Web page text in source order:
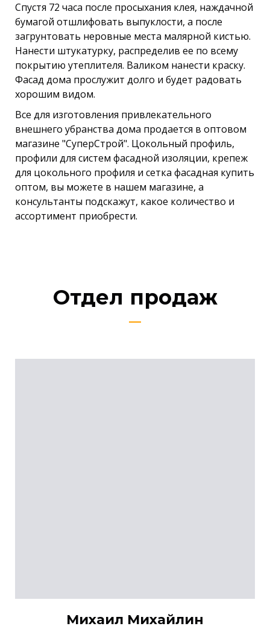
Спустя 72 часа после просыхания клея, наждачной
бумагой отшлифовать выпуклости, а после
загрунтовать неровные места малярной кистью.
Нанести штукатурку, распределив ее по всему
покрытию утеплителя. Валиком нанести краску.
Фасад дома прослужит долго и будет радовать
хорошим видом.
Все для изготовления привлекательного
внешнего убранства дома продается в оптовом
магазине "СуперСтрой". Цокольный профиль,
профили для систем фасадной изоляции, крепеж
для цокольного профиля и сетка фасадная купить
оптом, вы можете в нашем магазине, а
консультанты подскажут, какое количество и
ассортимент приобрести.
Отдел продаж
Михаил Михайлин